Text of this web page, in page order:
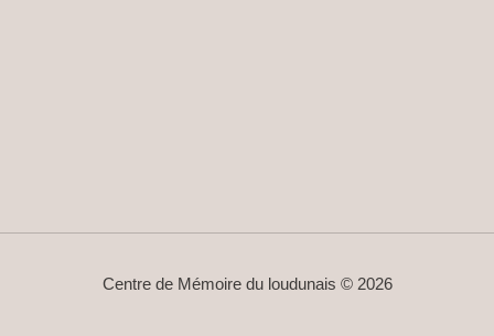
Centre de Mémoire du loudunais © 2026